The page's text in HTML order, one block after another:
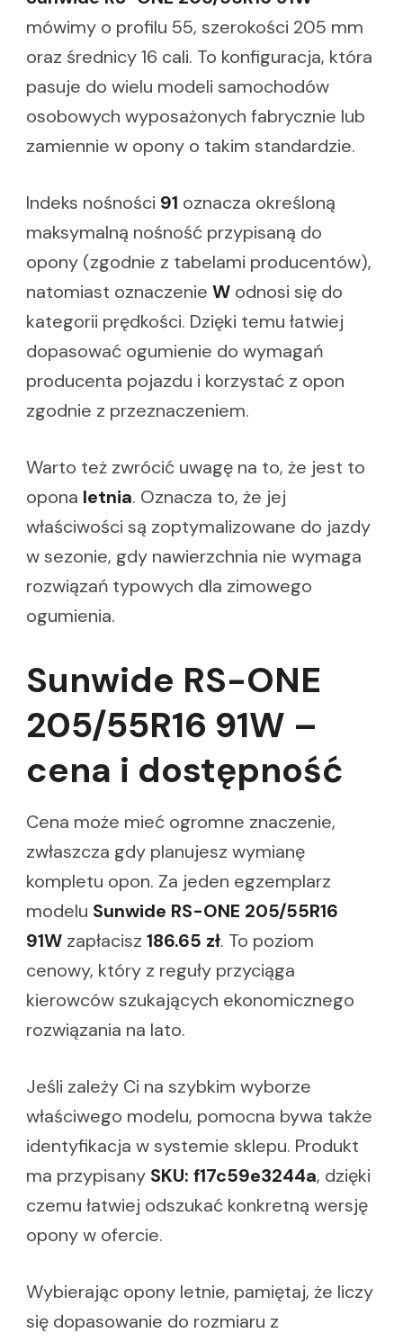
mówimy o profilu 55, szerokości 205 mm
oraz średnicy 16 cali. To konfiguracja, która
pasuje do wielu modeli samochodów
osobowych wyposażonych fabrycznie lub
zamiennie w opony o takim standardzie.
Indeks nośności 91 oznacza określoną
maksymalną nośność przypisaną do
opony (zgodnie z tabelami producentów),
natomiast oznaczenie W odnosi się do
kategorii prędkości. Dzięki temu łatwiej
dopasować ogumienie do wymagań
producenta pojazdu i korzystać z opon
zgodnie z przeznaczeniem.
Warto też zwrócić uwagę na to, że jest to
opona letnia. Oznacza to, że jej
właściwości są zoptymalizowane do jazdy
w sezonie, gdy nawierzchnia nie wymaga
rozwiązań typowych dla zimowego
ogumienia.
Sunwide RS-ONE
205/55R16 91W –
cena i dostępność
Cena może mieć ogromne znaczenie,
zwłaszcza gdy planujesz wymianę
kompletu opon. Za jeden egzemplarz
modelu Sunwide RS-ONE 205/55R16
91W zapłacisz 186.65 zł. To poziom
cenowy, który z reguły przyciąga
kierowców szukających ekonomicznego
rozwiązania na lato.
Jeśli zależy Ci na szybkim wyborze
właściwego modelu, pomocna bywa także
identyfikacja w systemie sklepu. Produkt
ma przypisany SKU: f17c59e3244a, dzięki
czemu łatwiej odszukać konkretną wersję
opony w ofercie.
Wybierając opony letnie, pamiętaj, że liczy
się dopasowanie do rozmiaru z